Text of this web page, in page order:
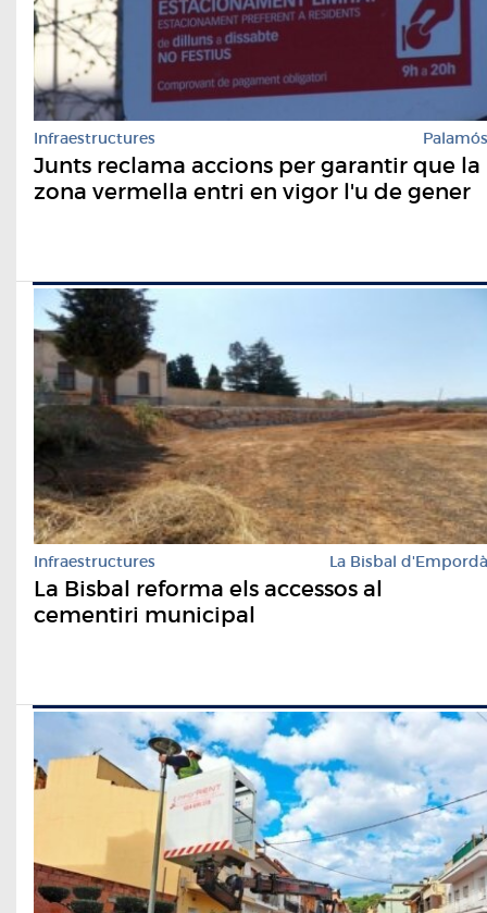
Infraestructures Palamós
Junts reclama accions per garantir que la
zona vermella entri en vigor l'u de gener
Infraestructures La Bisbal d'Empordà
La Bisbal reforma els accessos al
cementiri municipal